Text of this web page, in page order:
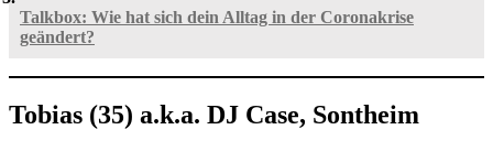
Talkbox: Wie hat sich dein Alltag in der Coronakrise
geändert?
Tobias (35) a.k.a. DJ Case, Sontheim